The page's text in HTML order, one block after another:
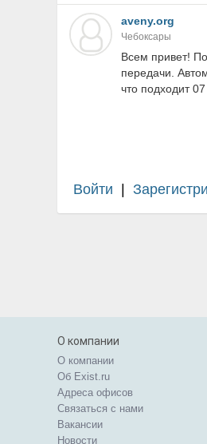
aveny.org
Чебоксары
Всем привет!
передачи.
что подходит
Войти
О компании
О компании
Об Exist.ru
Адреса офисов
Связаться с нами
Вакансии
Новости